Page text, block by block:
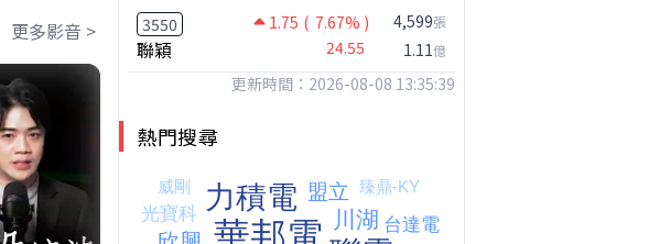
更多影音 > 3550 1.75 ( 7.67% )
聯穎 24.55
4,599張
1.11億
更新時間：2026-08-08 13:35:39
熱門搜尋